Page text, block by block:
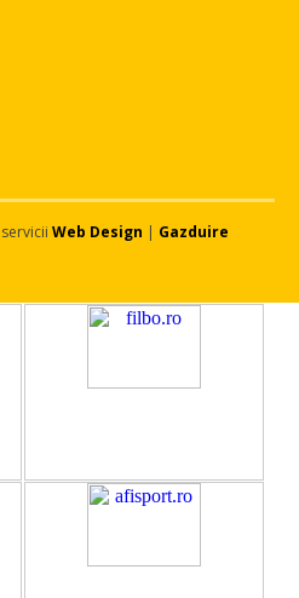
servicii Web Design | Gazduire